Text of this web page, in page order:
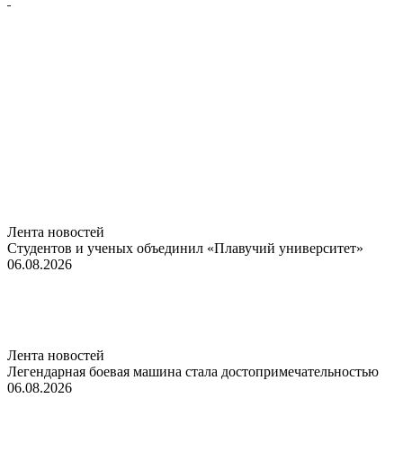
Лента новостей
Студентов и ученых объединил «Плавучий университет»
06.08.2026
Лента новостей
Легендарная боевая машина стала достопримечательностью
06.08.2026